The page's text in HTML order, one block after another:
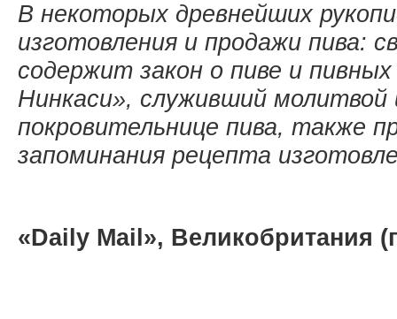
В некоторых древнейших
изготовления и продажи пива:
содержит закон о пиве и
Нинкаси», служивший молитвой
покровительнице пива, также
запоминания рецепта
«Daily Mail», Великобритания